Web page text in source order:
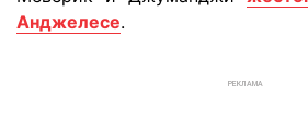
Анджелесе.
РЕКЛАМА